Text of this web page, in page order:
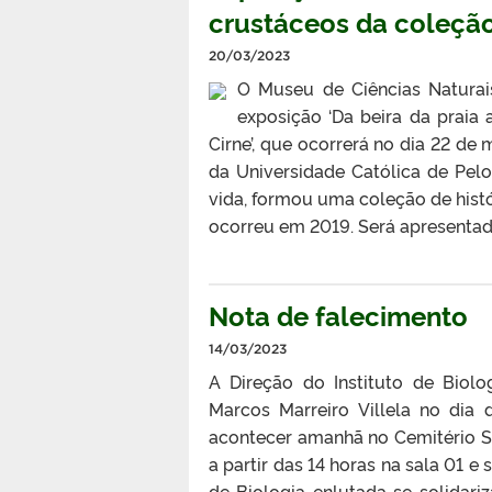
crustáceos da
20/03/2023
O Museu de Ciências
exposição ‘Da beira da
Cirne’, que ocorrerá no dia 22
da Universidade Católica de
vida, formou uma coleção de
ocorreu em 2019. Será
Nota de falecimento
14/03/2023
A Direção do Instituto de
Marcos Marreiro Villela no dia
acontecer amanhã no Cemitério
a partir das 14 horas na sala 01